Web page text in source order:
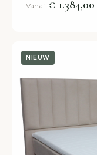
Vanaf € 1.384,00
NIEUW